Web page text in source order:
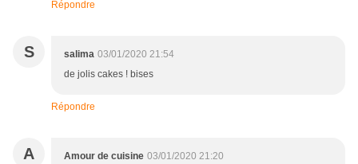
Répondre
S salima 03/01/2020 21:54
de jolis cakes ! bises
Répondre
A Amour de cuisine 03/01/2020 21:20